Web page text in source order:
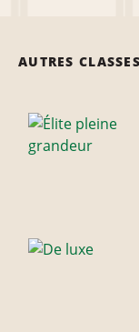
AUTRES CLASSES